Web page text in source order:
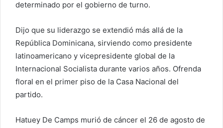
determinado por el gobierno de turno.
Dijo que su liderazgo se extendió más allá de la
República Dominicana, sirviendo como presidente
latinoamericano y vicepresidente global de la
Internacional Socialista durante varios años. Ofrenda
floral en el primer piso de la Casa Nacional del
partido.
Hatuey De Camps murió de cáncer el 26 de agosto de